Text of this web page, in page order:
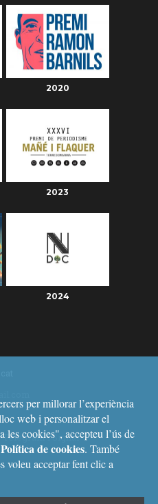
2020
2023
2024
i Signal
per millorar l’experiència
web i personalitzar el
cookies", accepteu l’ús de
Política de cookies. També
voleu acceptar fent clic a